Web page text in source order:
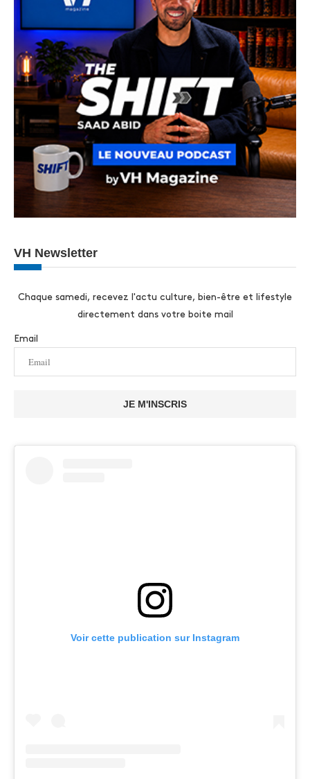
VH Newsletter
Chaque samedi, recevez l'actu culture, bien-être et lifestyle
directement dans votre boite mail
Email
JE M'INSCRIS
Voir cette publication sur Instagram